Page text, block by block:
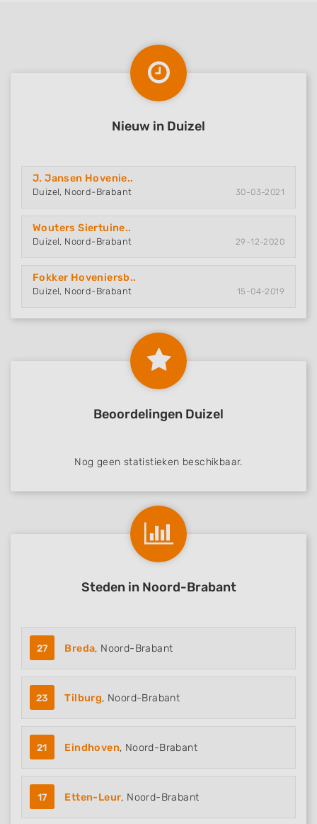
Nieuw in Duizel
J. Jansen Hovenie..
Duizel, Noord-Brabant 30-03-2021
Wouters Siertuine..
Duizel, Noord-Brabant 29-12-2020
Fokker Hoveniersb..
Duizel, Noord-Brabant 15-04-2019
Beoordelingen Duizel
Nog geen statistieken beschikbaar.
Steden in Noord-Brabant
27 Breda, Noord-Brabant
23 Tilburg, Noord-Brabant
21 Eindhoven, Noord-Brabant
17 Etten-Leur, Noord-Brabant